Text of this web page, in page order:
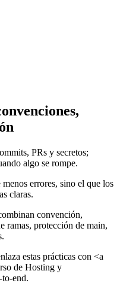
PRs y secretos;
algo se rompe.
errores, sino el que los
claras.
convención,
ramas, protección de main,
estas prácticas con <a
de Hosting y
end.